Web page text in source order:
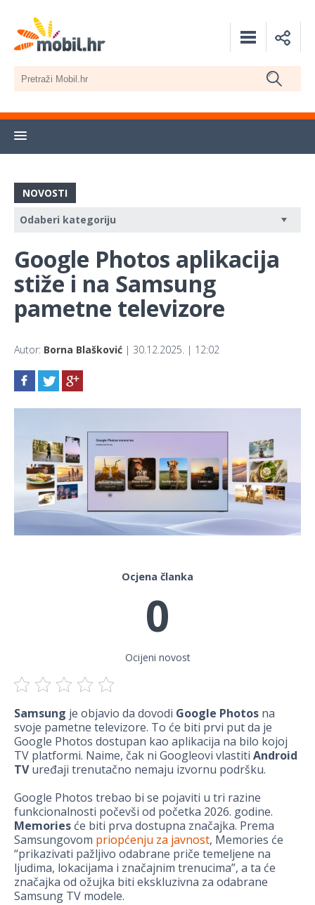
NOVOSTI
Google Photos aplikacija
stiže i na Samsung
pametne televizore
Autor: Borna Blašković | 30.12.2025. | 12:02
Ocjena članka
0
Ocijeni novost
Samsung je objavio da dovodi Google Photos na
svoje pametne televizore. To će biti prvi put da je
Google Photos dostupan kao aplikacija na bilo kojoj
TV platformi. Naime, čak ni Googleovi vlastiti Android
TVuređaji trenutačno nemaju izvornu podršku.
Google Photos trebao bi se pojaviti u tri razine
funkcionalnosti počevši od početka 2026. godine.
Memories će biti prva dostupna značajka. Prema
Samsungovom priopćenju za javnost, Memories će
“prikazivati pažljivo odabrane priče temeljene na
ljudima, lokacijama i značajnim trenucima”, a ta će
značajka od ožujka biti ekskluzivna za odabrane
Samsung TV modele.